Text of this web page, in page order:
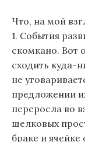
я
м
Что, на мой
1. События
скомкано. Вот
сходить куда-
не
предложении
переросла во
шелковых
браке и ячейке